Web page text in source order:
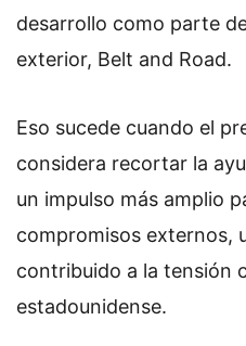
desarrollo como parte
exterior, Belt and Road.
Eso sucede cuando el
considera recortar la
un impulso más amplio
compromisos externos,
contribuido a la tensión
estadounidense.